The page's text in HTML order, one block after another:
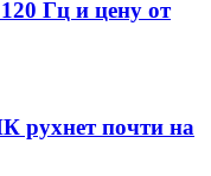
Гц и цену от
рухнет почти на